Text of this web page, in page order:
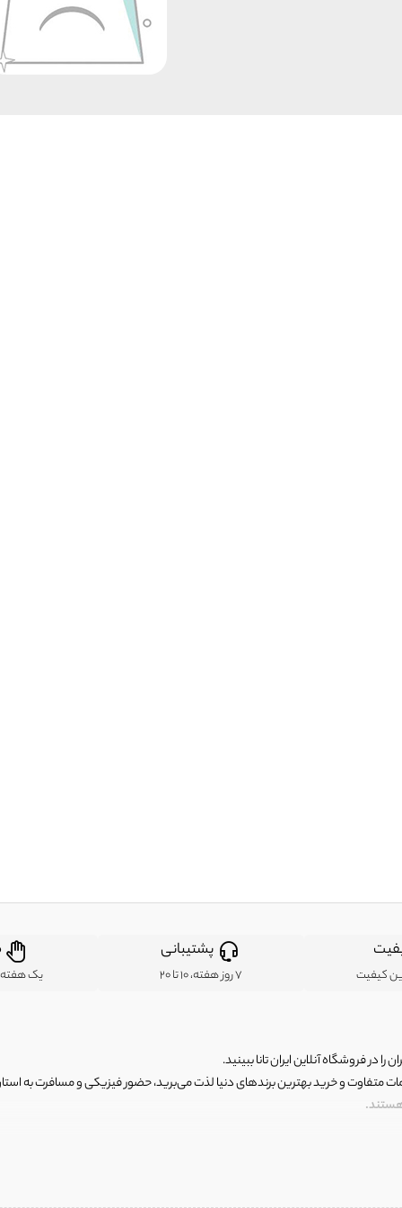
کیفیت
پشتیبانی
7 روز هفته، 10 تا 20 یک هفته
را در فروشگاه آنلاین ایران تانا ببینید.
متفاوت و خرید بهترین برندهای دنیا لذت می‌برید، حضور فیزیکی و مسافرت به استان
هستند.